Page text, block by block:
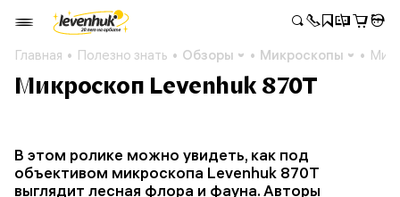
Главная Полезно знать Обзоры Микроскопы
Микроскоп Levenhuk 870T
В этом ролике можно увидеть, как под
объективом микроскопа Levenhuk 870T
выглядит лесная флора и фауна. Авторы